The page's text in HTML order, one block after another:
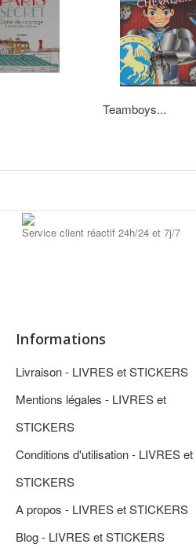
Teamboys...
Service client réactif 24h/24 et 7j/7
Informations
Livraison - LIVRES et STICKERS
Mentions légales - LIVRES et
STICKERS
Conditions d'utilisation - LIVRES et
STICKERS
A propos - LIVRES et STICKERS
Blog - LIVRES et STICKERS